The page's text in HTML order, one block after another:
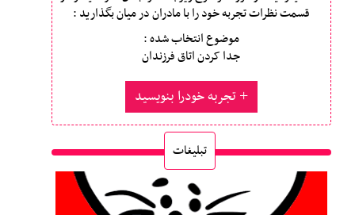
قسمت نظرات تجربه خود را با مادران در میان بگذارید :
موضوع انتخاب شده :
جدا کردن اتاق فرزندان
تجربه خودرا بنویسید
تبلیغات